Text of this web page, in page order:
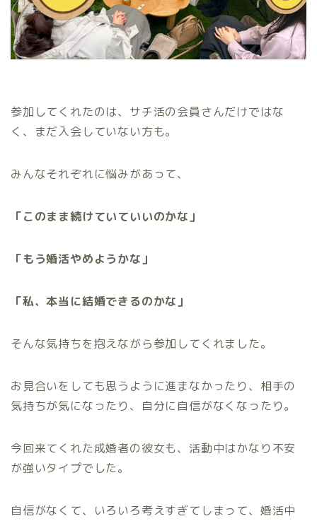
参加してくれたのは、サチ活の会員さんだけではな
く、まだ入会していない方も。
みんなそれぞれに悩みがあって、
「このまま続けていていいのかな」
「もう婚活やめようかな」
「私、本当に結婚できるのかな」
そんな気持ちを抱えながら参加してくれました。
お見合いをしても思うように進まなかったり、相手の
気持ちが気になったり、自分に自信がなくなったり。
今回来てくれた成婚者の彼女も、活動中はかなり不安
が強いタイプでした。
自信がなくて、いろいろ考えすぎてしまって、婚活中